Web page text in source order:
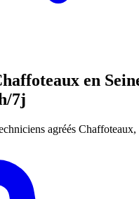
en
7j
agréés Chaffoteaux,